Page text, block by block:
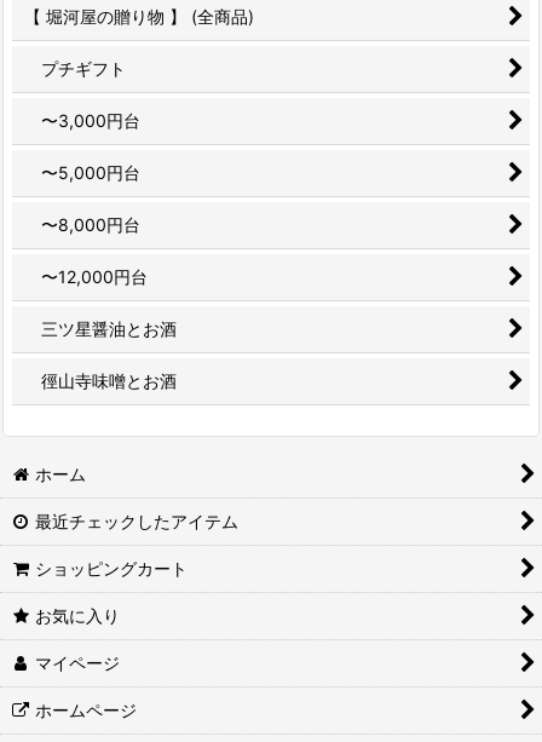
【 堀河屋の贈り物 】 (全商品)
プチギフト
〜3,000円台
〜5,000円台
〜8,000円台
〜12,000円台
三ツ星醤油とお酒
徑山寺味噌とお酒
ホーム
最近チェックしたアイテム
ショッピングカート
お気に入り
マイページ
ホームページ